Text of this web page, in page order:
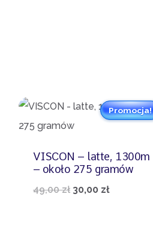
Promocja!
VISCON – latte, 1300m
– około 275 gramów
49,00zł Pierwotna
30,00 złAktualna